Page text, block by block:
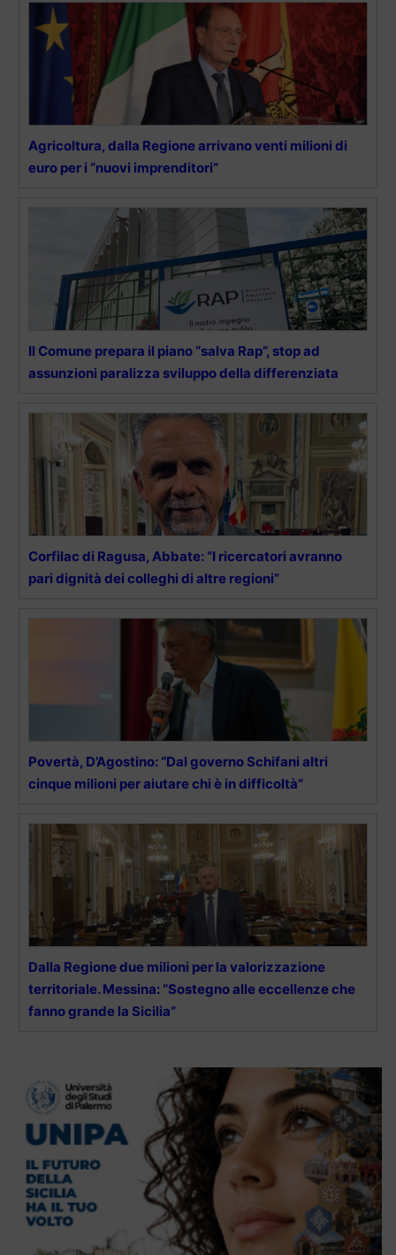
Agricoltura, dalla Regione arrivano venti milioni di
euro per i “nuovi imprenditori”
Il Comune prepara il piano “salva Rap”, stop ad
assunzioni paralizza sviluppo della differenziata
Corfilac di Ragusa, Abbate: “I ricercatori avranno
pari dignità dei colleghi di altre regioni”
Povertà, D’Agostino: “Dal governo Schifani altri
cinque milioni per aiutare chi è in difficoltà”
Dalla Regione due milioni per la valorizzazione
territoriale. Messina: “Sostegno alle eccellenze che
fanno grande la Sicilia”